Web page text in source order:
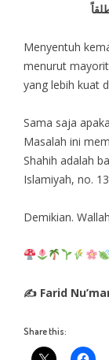
Menyentuh
menurut
yang lebih kuat
Sama saja
Masalah ini
Shahih adalah
Islamiyah, no.
Demikian.
✍ Farid
Share this: